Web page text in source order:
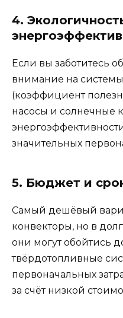
4.
Если вы заботитесь
внимание на
(коэффициент
насосы и солнечные
значительных
5. Бюджет и
Самый дешёвый
конвекторы, но в
они могут обойтись
твёрдотопливные
первоначальных
за счёт низкой